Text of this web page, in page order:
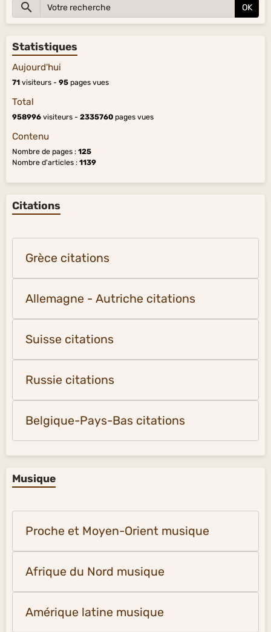
OK
Statistiques
Aujourd'hui
71 visiteurs - 95 pages vues
Total
958996 visiteurs - 2335760 pages vues
Contenu
Nombre de pages : 125
Nombre d'articles : 1139
Citations
Grèce citations
Allemagne - Autriche citations
Suisse citations
Russie citations
Belgique-Pays-Bas citations
Musique
Proche et Moyen-Orient musique
Afrique du Nord musique
Amérique latine musique